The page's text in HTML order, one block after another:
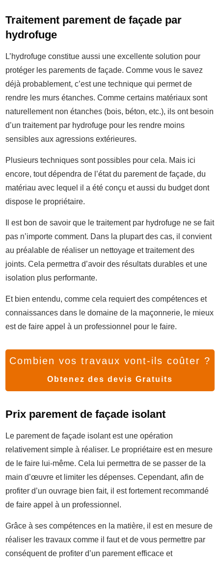
Traitement parement de façade par
hydrofuge
L’hydrofuge constitue aussi une excellente solution pour
protéger les parements de façade. Comme vous le savez
déjà probablement, c’est une technique qui permet de
rendre les murs étanches. Comme certains matériaux sont
naturellement non étanches (bois, béton, etc.), ils ont besoin
d’un traitement par hydrofuge pour les rendre moins
sensibles aux agressions extérieures.
Plusieurs techniques sont possibles pour cela. Mais ici
encore, tout dépendra de l’état du parement de façade, du
matériau avec lequel il a été conçu et aussi du budget dont
dispose le propriétaire.
Il est bon de savoir que le traitement par hydrofuge ne se fait
pas n’importe comment. Dans la plupart des cas, il convient
au préalable de réaliser un nettoyage et traitement des
joints. Cela permettra d’avoir des résultats durables et une
isolation plus performante.
Et bien entendu, comme cela requiert des compétences et
connaissances dans le domaine de la maçonnerie, le mieux
est de faire appel à un professionnel pour le faire.
Combien vos travaux vont-ils coûter ?
Obtenez des devis Gratuits
Prix parement de façade isolant
Le parement de façade isolant est une opération
relativement simple à réaliser. Le propriétaire est en mesure
de le faire lui-même. Cela lui permettra de se passer de la
main d’œuvre et limiter les dépenses. Cependant, afin de
profiter d’un ouvrage bien fait, il est fortement recommandé
de faire appel à un professionnel.
Grâce à ses compétences en la matière, il est en mesure de
réaliser les travaux comme il faut et de vous permettre par
conséquent de profiter d’un parement efficace et